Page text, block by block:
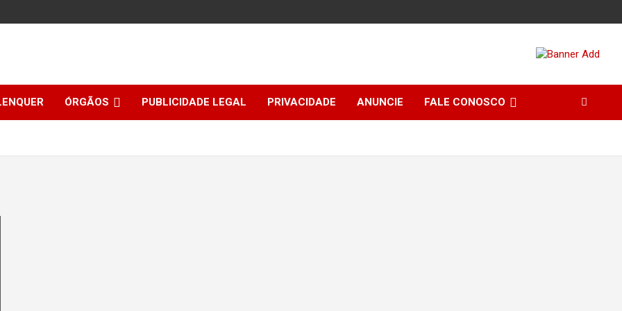
ÓRGÃOS PUBLICIDADE LEGAL PRIVACIDADE ANUNCIE FALE CONOSCO